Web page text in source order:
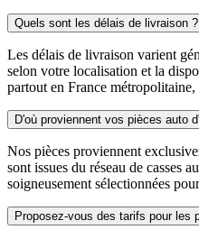
Quels sont les délais de livraison ?
Les délais de livraison varient
selon votre localisation et la
partout en France
D'où proviennent vos pièces auto
Nos pièces proviennent
sont issues du réseau de casses
soigneusement sélectionnées
Proposez-vous des tarifs pour les